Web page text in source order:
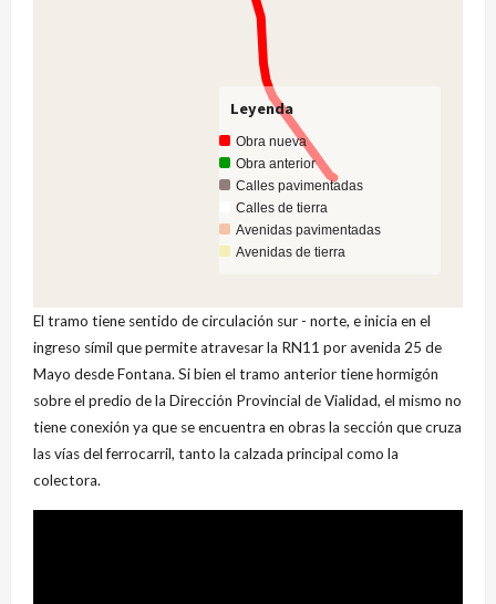
Leyenda
Obra nueva
Obra anterior
Calles pavimentadas
Calles de tierra
Avenidas pavimentadas
Avenidas de tierra
El tramo tiene sentido de circulación sur - norte, e inicia en el
ingreso símil que permite atravesar la RN11 por avenida 25 de
Mayo desde Fontana. Si bien el tramo anterior tiene hormigón
sobre el predio de la Dirección Provincial de Vialidad, el mismo no
tiene conexión ya que se encuentra en obras la sección que cruza
las vías del ferrocarril, tanto la calzada principal como la
colectora.